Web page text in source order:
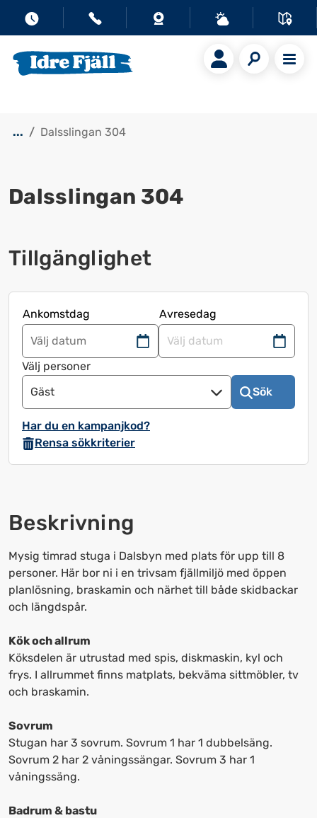
... Dalsslingan 304
Dalsslingan 304
Tillgänglighet
Ankomstdag
Avresedag
Navigera
framåt
för
att
kalendern
och
välja
Tryck
på
frågetecknet
för
att
få
kortkommandon
för
att
ändra
Navigera
välja
frågetecknet
för
att
för
att
Välj personer
Gäst
Sök
Har du en kampanjkod?
Rensa sökkriterier
Beskrivning
Mysig timrad stuga i Dalsbyn med plats för upp till 8
personer. Här bor ni i en trivsam fjällmiljö med öppen
planlösning, braskamin och närhet till både skidbackar
och längdspår.
Kök och allrum
Köksdelen är utrustad med spis, diskmaskin, kyl och
frys. I allrummet finns matplats, bekväma sittmöbler, tv
och braskamin.
Sovrum
Stugan har 3 sovrum. Sovrum 1 har 1 dubbelsäng.
Sovrum 2 har 2 våningssängar. Sovrum 3 har 1
våningssäng.
Badrum & bastu